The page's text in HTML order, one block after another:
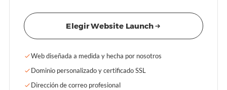
Elegir Website Launch
Web diseñada a medida y hecha por nosotros
Dominio personalizado y certificado SSL
Dirección de correo profesional